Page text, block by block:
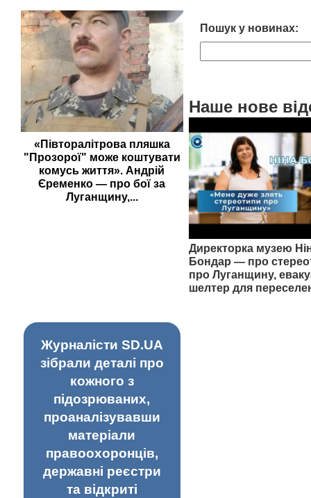
«Півторалітрова пляшка
"Прозорої" може коштувати
комусь життя». Андрій
Єременко — про бої за
Луганщину,...
Пошук у новинах:
Наше нове
Директорка музею
Бондар — про
про Луганщину,
шелтер для
Журналісти SD.UA
зібрали деталі про
кожного з
підозрюваних,
проаналізувавши
матеріали
правоохоронців,
державні реєстри
та відкриті